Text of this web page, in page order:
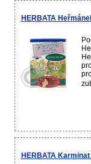
HERBATA
HERBATA